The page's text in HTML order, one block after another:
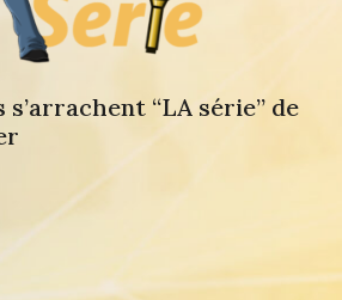
s’arrachent “LA série” de